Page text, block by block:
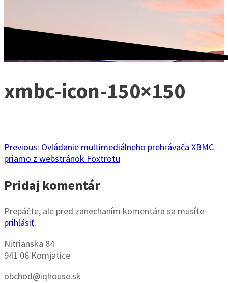
xmbc-icon-150×150
Navigácia
v
článku
Previous: Previous
post:
Ovládanie multimediálneho prehrávača XBMC
priamo z webstránok Foxtrotu
Pridaj komentár
Prepáčte, ale pred zanechaním komentára sa musíte
prihlásiť.
Nitrianska 84
941 06 Komjatice
obchod@iqhouse.sk